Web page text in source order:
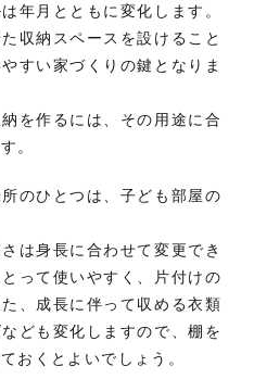
年月とともに変化します。
収納スペースを設けること
すい家づくりの鍵となりま
を作るには、その用途に合
。
のひとつは、子ども部屋の
は身長に合わせて変更でき
って使いやすく、片付けの
、成長に伴って収める衣類
ども変化しますので、棚を
おくとよいでしょう。